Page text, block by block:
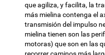
que agiliza, y facilita, la
más mielina contenga el
transmisión del impulso
mielina tienen son las
motoras) que son en las